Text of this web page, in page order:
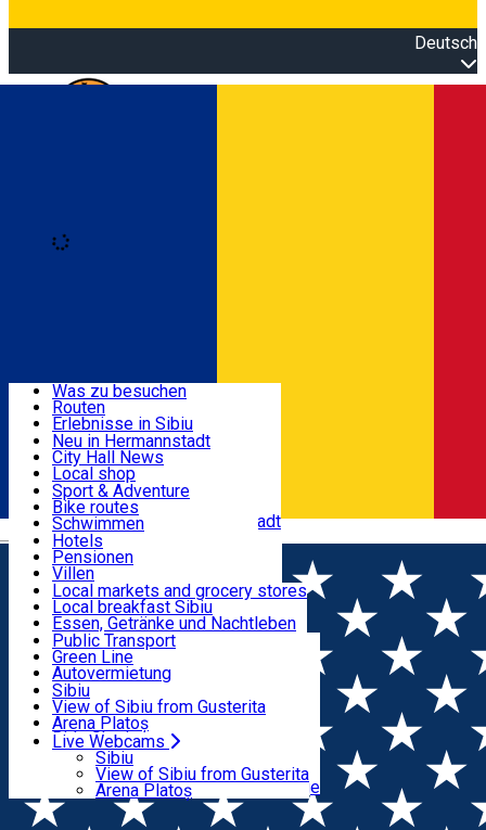
Deutsch
Română
Nützliche informationen
Aktivitäten & Abenteuer
Unterkunft
Essen, Getränke & Nachtleben
Transport & Parken
Live Webcams
Was zu besuchen
Routen
Erlebnisse in Sibiu
Podcast
Kultur
Museen
Kirchen
Parks, Zoo
Im Umkreis von Hermannstadt
Neu in Hermannstadt
City Hall News
Local shop
Sibiu Handwerker
Sibiul Verde
Public services
Bildung
Wie komme ich nach Sibiu?
Touristeninfo
Reiseführer
Guided tours
Local publication
Schönheitssalon
Sport & Adventure
Bike routes
Schwimmen
Reiten
Fitnessstudio
Loc de joacă indoor
Loc de joacă outdoor
Ski
Eislaufen
Yoga
Hotels
Pensionen
Villen
Hostels
Motels
Camping
Zimmer zu vermieten
Wohnungen
Unterkunft außerhalb von Sibiu
Local markets and grocery stores
Local breakfast Sibiu
Essen, Getränke und Nachtleben
Pizza
Fast Food
Kaffeestube
Konditorei
Pub, Bar
Nachtclubs
Bäckerei
Public Transport
Green Line
Autovermietung
Fahrad verleih
Scooter rentals
Taxi
Ride Sharing
Park-Tickets
Parkplätze
Ladestationen für Elektrofahrzeuge
Sibiu
View of Sibiu from Gusterita
Arena Platoș
Live Webcams
Sibiu
View of Sibiu from Gusterita
Arena Platoș
Home Erfahrungen
Erfahrungen